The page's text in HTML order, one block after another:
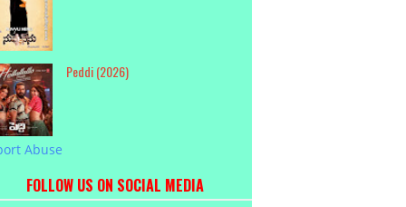
Peddi (2026)
Abuse
FOLLOW US ON SOCIAL MEDIA